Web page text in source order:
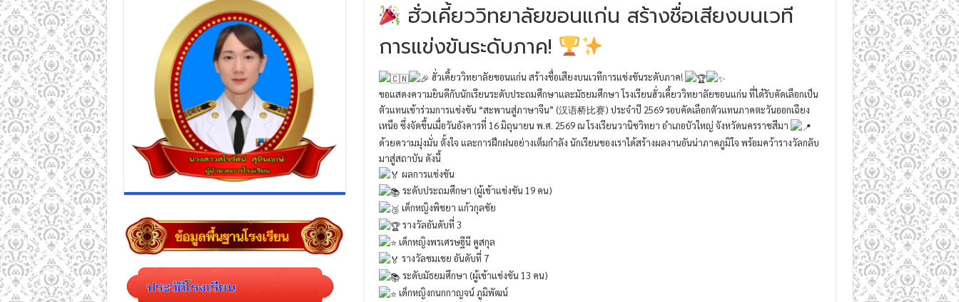
ฮั่วเคี้ยววิทยาลัยขอนแก่น สร้างชื่อเสียงบนเวที
การแข่งขันระดับภาค!
ฮั่วเคี้ยววิทยาลัยขอนแก่น สร้างชื่อเสียงบนเวทีการแข่งขันระดับภาค!
ขอแสดงความยินดีกับนักเรียนระดับประถมศึกษาและมัธยมศึกษา โรงเรียนฮั่วเคี้ยววิทยาลัยขอนแก่น ที่ได้รับคัดเลือกเป็น
ตัวแทนเข้าร่วมการแข่งขัน “สะพานสู่ภาษาจีน” (汉语桥比赛) ประจำปี 2569 รอบคัดเลือกตัวแทนภาคตะวันออกเฉียง
เหนือ ซึ่งจัดขึ้นเมื่อวันอังคารที่ 16 มิถุนายน พ.ศ. 2569 ณ โรงเรียนวานิชวิทยา อำเภอบัวใหญ่ จังหวัดนครราชสีมา
ด้วยความมุ่งมั่น ตั้งใจ และการฝึกฝนอย่างเต็มกำลัง นักเรียนของเราได้สร้างผลงานอันน่าภาคภูมิใจ พร้อมคว้ารางวัลกลับ
มาสู่สถาบัน ดังนี้
ผลการแข่งขัน
ระดับประถมศึกษา (ผู้เข้าแข่งขัน 19 คน)
เด็กหญิงพิชยา แก้วกุลชัย
รางวัลอันดับที่ 3
เด็กหญิงพรเศรษฐีนี คูสกุล
รางวัลชมเชย อันดับที่ 7
ระดับมัธยมศึกษา (ผู้เข้าแข่งขัน 13 คน)
เด็กหญิงกนกกาญจน์ ภูมิพัฒน์